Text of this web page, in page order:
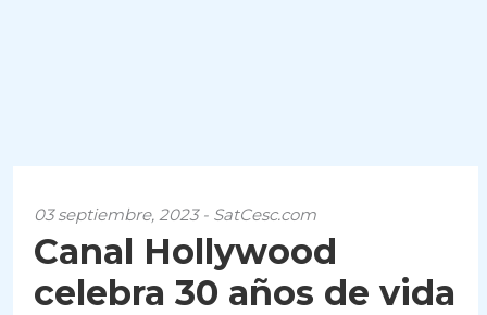
03 septiembre, 2023 - SatCesc.com
Canal Hollywood
celebra 30 años de vida